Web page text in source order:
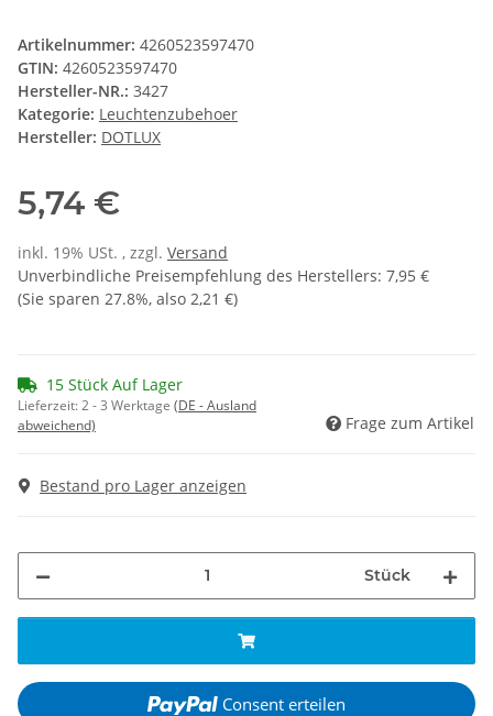
Artikelnummer: 4260523597470
GTIN: 4260523597470
Hersteller-NR.: 3427
Kategorie: Leuchtenzubehoer
Hersteller: DOTLUX
5,74 €
inkl. 19% USt. , zzgl. Versand
Unverbindliche Preisempfehlung des Herstellers: 7,95 €
(Sie sparen 27.8%, also 2,21 €)
15 Stück Auf Lager
Lieferzeit:2 - 3 Werktage (DE - Ausland
abweichend)
Frage zum Artikel
Bestand pro Lager anzeigen
Stück
Consent erteilen